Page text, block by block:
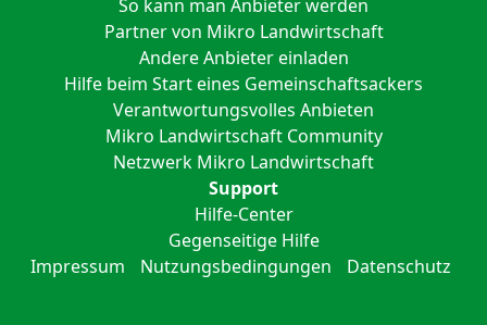
So kann man Anbieter werden
Partner von Mikro Landwirtschaft
Andere Anbieter einladen
Hilfe beim Start eines Gemeinschaftsackers
Verantwortungsvolles Anbieten
Mikro Landwirtschaft Community
Netzwerk Mikro Landwirtschaft
Support
Hilfe-Center
Gegenseitige Hilfe
Impressum
Nutzungsbedingungen Datenschutz